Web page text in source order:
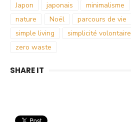
Japon
japonais minimalisme
nature
Noël parcours de vie
simple living
simplicité volontaire
zero waste
SHARE IT